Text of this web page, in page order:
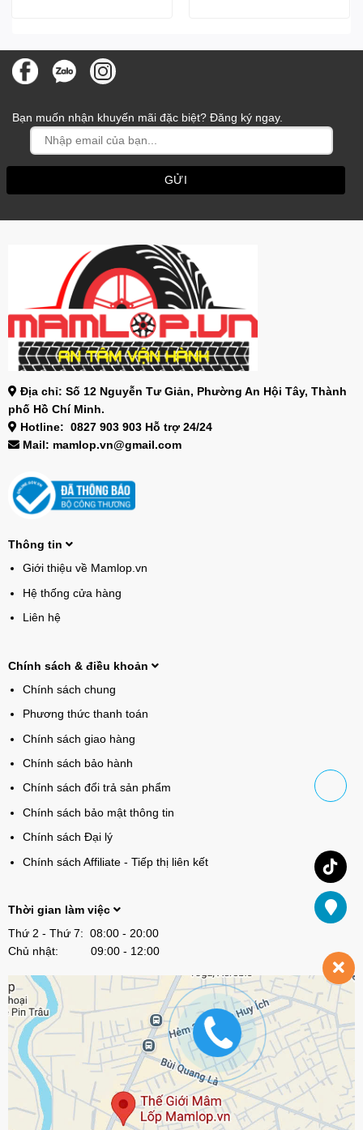
Bạn muốn nhận khuyến mãi đặc biệt? Đăng ký ngay.
Địa chỉ: Số 12 Nguyễn Tư Giản, Phường An Hội Tây, Thành
phố Hồ Chí Minh.
Hotline: 0827 903 903 Hỗ trợ 24/24
Mail: mamlop.vn@gmail.com
Thông tin
Giới thiệu về Mamlop.vn
Hệ thống cửa hàng
Liên hệ
Chính sách & điều khoản
Chính sách chung
Phương thức thanh toán
Chính sách giao hàng
Chính sách bảo hành
Chính sách đổi trả sản phẩm
Chính sách bảo mật thông tin
Chính sách Đại lý
Chính sách Affiliate - Tiếp thị liên kết
Thời gian làm việc
Thứ 2 - Thứ 7: 08:00 - 20:00
Chủ nhật: 09:00 - 12:00